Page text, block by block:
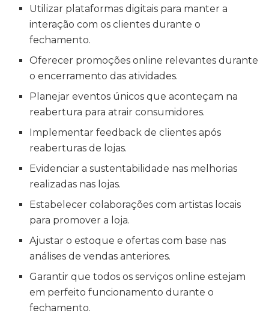
Utilizar plataformas digitais para manter a
interação com os clientes durante o
fechamento.
Oferecer promoções online relevantes durante
o encerramento das atividades.
Planejar eventos únicos que aconteçam na
reabertura para atrair consumidores.
Implementar feedback de clientes após
reaberturas de lojas.
Evidenciar a sustentabilidade nas melhorias
realizadas nas lojas.
Estabelecer colaborações com artistas locais
para promover a loja.
Ajustar o estoque e ofertas com base nas
análises de vendas anteriores.
Garantir que todos os serviços online estejam
em perfeito funcionamento durante o
fechamento.